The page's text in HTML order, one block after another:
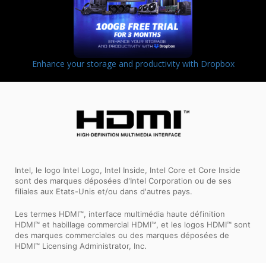
Enhance your storage and productivity with Dropbox
Intel, le logo Intel Logo, Intel Inside, Intel Core et Core Inside
sont des marques déposées d'Intel Corporation ou de ses
filiales aux Etats-Unis et/ou dans d'autres pays.
Les termes HDMI™, interface multimédia haute définition
HDMI™ et habillage commercial HDMI™, et les logos HDMI™ sont
des marques commerciales ou des marques déposées de
HDMI™ Licensing Administrator, Inc.